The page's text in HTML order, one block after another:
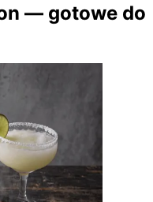
— gotowe do